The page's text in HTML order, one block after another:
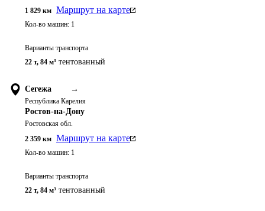
1 829 км Маршрут на карте
Кол-во машин: 1
Варианты транспорта
22 т, 84 м³ тентованный
Сегежа →
Республика Карелия
Ростов-на-Дону
Ростовская обл.
2 359 км Маршрут на карте
Кол-во машин: 1
Варианты транспорта
22 т, 84 м³ тентованный